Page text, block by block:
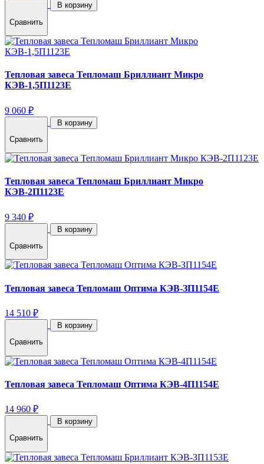
Сравнить
В корзину
Тепловая завеса Тепломаш Бриллиант Микро
КЭВ-1,5П1123Е
9 060 ₽
Сравнить
В корзину
Тепловая завеса Тепломаш Бриллиант Микро
КЭВ-2П1123Е
9 340 ₽
Сравнить
В корзину
Тепловая завеса Тепломаш Оптима КЭВ-ЗП1154E
14 510 ₽
Сравнить
В корзину
Тепловая завеса Тепломаш Оптима КЭВ-4П1154E
14 960 ₽
Сравнить
В корзину